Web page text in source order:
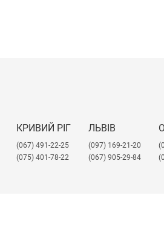
КРИВИЙ РІГ
(067) 491-22-25
(075) 401-78-22
ЛЬВІВ
​(097) 169-21-20
(067) 905-29-84